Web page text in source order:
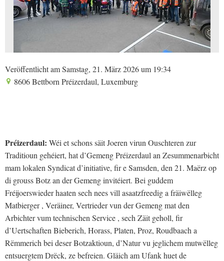
Veröffentlicht am Samstag, 21. März 2026 um 19:34
8606 Bettborn Préizerdaul, Luxemburg
Préizerdaul: Wéi et schons säit Joeren virun Ouschteren zur
Traditioun gehéiert, hat d’Gemeng Préizerdaul an Zesummenarbicht
mam lokalen Syndicat d’initiative, fir e Samsden, den 21. Maërz op
di grouss Botz an der Gemeng invitéiert. Bei guddem
Fréijoerswieder haaten sech nees vill asaatzfreedig a fräiwëlleg
Matbierger , Veräiner, Vertrieder vun der Gemeng mat den
Arbichter vum technischen Service , sech Zäit geholl, fir
d’Uertschaften Bieberich, Horass, Platen, Proz, Roudbaach a
Rëmmerich bei deser Botzaktioun, d’Natur vu jeglichem mutwëlleg
entsuergtem Drëck, ze befreien. Gläich am Ufank huet de